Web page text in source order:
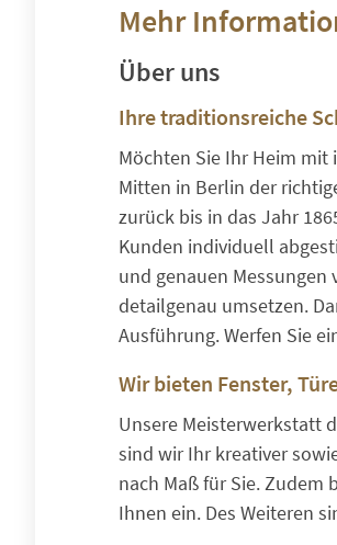
Mehr
Über uns
Ihre traditionsreiche
Möchten Sie Ihr Heim
Mitten in Berlin der
zurück bis in das Jahr
Kunden individuell
und genauen
detailgenau umsetzen.
Ausführung. Werfen Sie
Wir bieten Fenster,
Unsere Meisterwerkstatt
sind wir Ihr kreativer
nach Maß für Sie. Zudem
Ihnen ein. Des Weiteren